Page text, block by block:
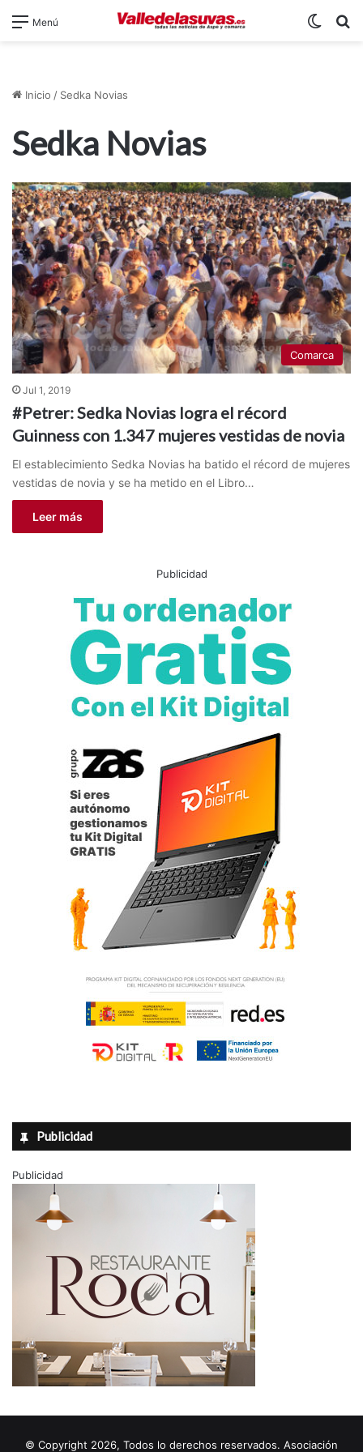
Menú
Inicio / Sedka Novias
Sedka Novias
Comarca
Jul 1, 2019
#Petrer: Sedka Novias logra el récord
Guinness con 1.347 mujeres vestidas de novia
El establecimiento Sedka Novias ha batido el récord de mujeres
vestidas de novia y se ha metido en el Libro…
Leer más
Publicidad
Publicidad
Publicidad
© Copyright 2026, Todos lo derechos reservados. Asociación